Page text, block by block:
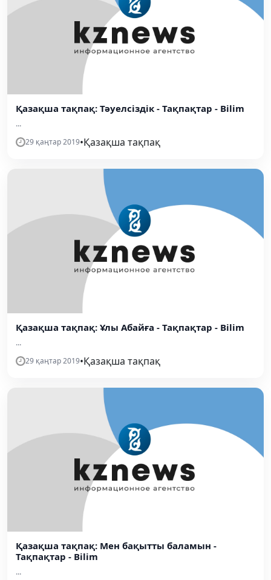
Қазақша тақпақ: Тәуелсіздік - Тақпақтар - Bilim
...
29 қаңтар 2019•Қазақша тақпақ
Қазақша тақпақ: Ұлы Абайға - Тақпақтар - Bilim
...
29 қаңтар 2019•Қазақша тақпақ
Қазақша тақпақ: Мен бақытты баламын -
Тақпақтар - Bilim
...